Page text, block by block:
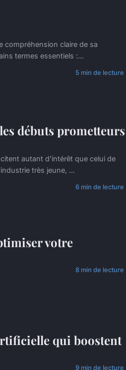
compréhension claire de sa
termes essentiels :...
5 min de
débuts prometteurs
autant d'intérêt que celui de
très jeune, ...
6 min de
votre
8 min de
qui boostent
9 min de